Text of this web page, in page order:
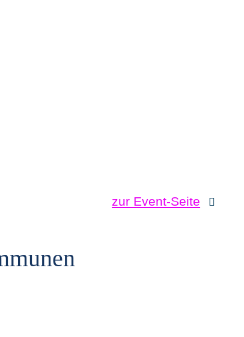
zur Event-Seite